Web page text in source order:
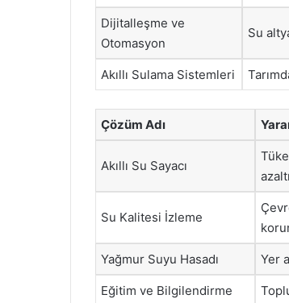
Dijitalleşme ve
Otomasyon
Su
Akıllı Sulama Sistemleri
Çözüm Adı
Akıllı Su Sayacı
Su Kalitesi İzleme
Yağmur Suyu Hasadı Yer
Eğitim ve Bilgilendirme